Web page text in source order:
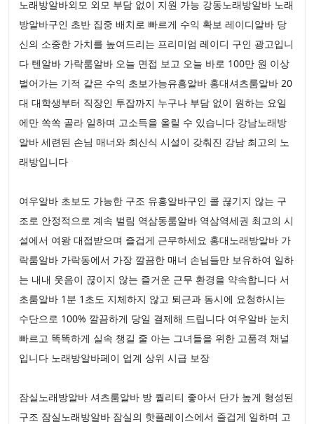
노래방알바외모 외모 부담 없이 지원 가능 강동노래방알바 노래
방알바구인 초반 집중 배치로 빠르게 수익 확보 레이디알바 당
신의 소중한 가치를 높여드리는 프리미엄 레이디 구인 광고입니
다 텐알바 가락룸알바 오늘 면접 보고 오늘 바로 100만 원 이상
벌어가는 기적 같은 수익 초보가능유흥알바 홍대셔츠룸알바 20
대 대학생부터 직장인 투잡까지 누구나 부담 없이 원하는 요일
에만 쏙쏙 골라 일하며 고소득을 올릴 수 있습니다 강남노래방
알바 세련된 손님 매너와 최신식 시설이 갖춰진 강남 최고의 노
래방입니다
여우알바 초보도 가능한 구조 유흥알바구인 콜 끊기지 않는 구
조로 안정적으로 계속 벌림 역삼동룸알바 역삼역세권 최고의 시
설에서 여왕 대접받으며 즐겁게 근무하세요 홍대노래방알바 가
락룸알바 가락동에서 가장 깔끔한 매너 손님들만 보유하여 일하
는 내내 웃음이 끊이지 않는 즐거운 근무 환경을 약속합니다 서
초룸알바 1분 1초도 지체하지 않고 퇴근과 동시에 요청하시는
수단으로 100% 깔끔하게 당일 결제해 드립니다 여우알바 눈치
빠르고 똑똑하게 실속 챙길 줄 아는 그녀들을 위한 고품격 채널
입니다 노래방알바페이 업계 상위 시급 보장
잠실노래방알바 셔츠룸알바 방 퀄리티 좋아서 단가 높게 형성된
구조 잠실노래방알바 잠실의 핫플레이스에서 즐겁게 일하며 고